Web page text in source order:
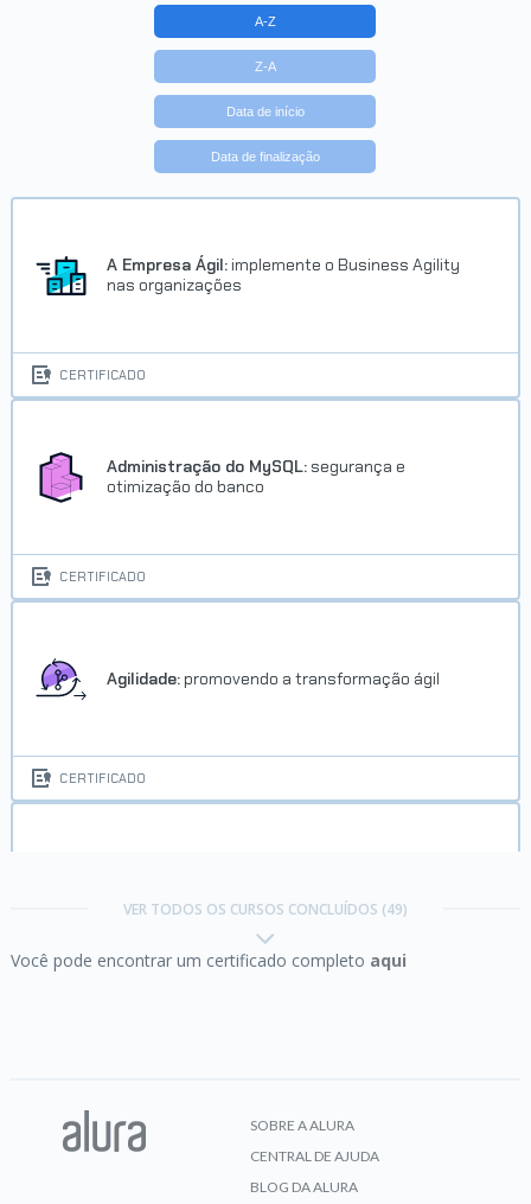
Trilha SQL com MySQL Server da
Oracle
Concluído em 29/07/2022
VER CERTIFICADO
Oracle - ONE
OCI e Oracle Analytics - ONE
Concluído em 05/08/2022
A-Z
Z-A
Data de início
Data de finalização
A Empresa Ágil: implemente o Business Agility
nas organizações
CERTIFICADO
Administração do MySQL: segurança e
otimização do banco
CERTIFICADO
Agilidade: promovendo a transformação ágil
CERTIFICADO
VER TODOS OS CURSOS CONCLUÍDOS (49)
Você pode encontrar um certificado completo aqui
SOBRE A ALURA
CENTRAL DE AJUDA
BLOG DA ALURA